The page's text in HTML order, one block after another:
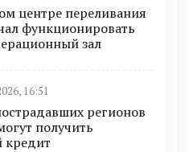
центре переливания
функционировать
зал
16:51
регионов
получить
кредит